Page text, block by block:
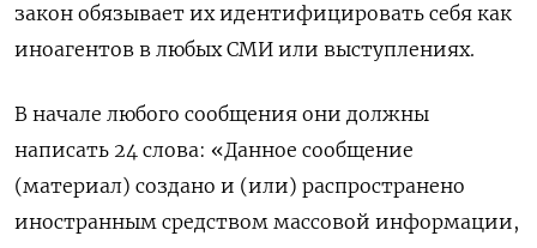
закон обязывает их идентифицировать себя как
иноагентов в любых СМИ или выступлениях.
В начале любого сообщения они должны
написать 24 слова: «Данное сообщение
(материал) создано и (или) распространено
иностранным средством массовой информации,